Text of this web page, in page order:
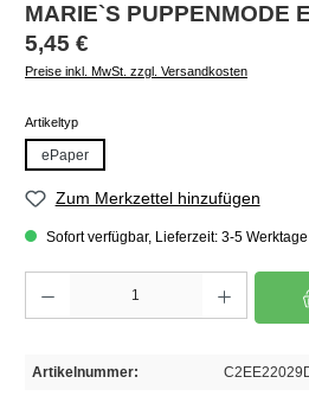
MARIE`S PUPPENMODE
Regulärer Preis:
5,45 €
Preise inkl. MwSt. zzgl. Versandkosten
Artikeltypauswählen
ePaper
Zum Merkzettel hinzufügen
Sofort verfügbar, Lieferzeit: 3-5
Artikelnummer: